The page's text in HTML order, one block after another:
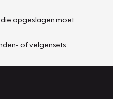
opgeslagen moet
of velgensets